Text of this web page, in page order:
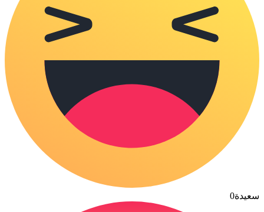
سعيدة0